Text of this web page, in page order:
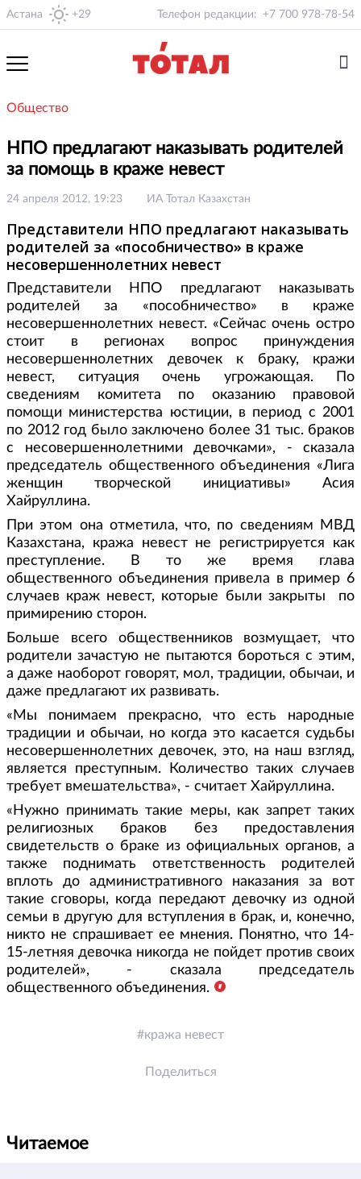
Астана +29 Телефон редакции: +7 700 978-78-54
Общество
НПО предлагают наказывать родителей
за помощь в краже невест
24 апреля 2012, 19:23 ИА Тотал Казахстан
Представители НПО предлагают наказывать
родителей за «пособничество» в краже
несовершеннолетних невест
Представители НПО предлагают наказывать
родителей за «пособничество» в краже
несовершеннолетних невест. «Сейчас очень остро
стоит в регионах вопрос принуждения
несовершеннолетних девочек к браку, кражи
невест, ситуация очень угрожающая. По
сведениям комитета по оказанию правовой
помощи министерства юстиции, в период с 2001
по 2012 год было заключено более 31 тыс. браков
с несовершеннолетними девочками», - сказала
председатель общественного объединения «Лига
женщин творческой инициативы» Асия
Хайруллина.
При этом она отметила, что, по сведениям МВД
Казахстана, кража невест не регистрируется как
преступление. В то же время глава
общественного объединения привела в пример 6
случаев краж невест, которые были закрыты по
примирению сторон.
Больше всего общественников возмущает, что
родители зачастую не пытаются бороться с этим,
а даже наоборот говорят, мол, традиции, обычаи, и
даже предлагают их развивать.
«Мы понимаем прекрасно, что есть народные
традиции и обычаи, но когда это касается судьбы
несовершеннолетних девочек, это, на наш взгляд,
является преступным. Количество таких случаев
требует вмешательства», - считает Хайруллина.
«Нужно принимать такие меры, как запрет таких
религиозных браков без предоставления
свидетельств о браке из официальных органов, а
также поднимать ответственность родителей
вплоть до административного наказания за вот
такие сговоры, когда передают девочку из одной
семьи в другую для вступления в брак, и, конечно,
никто не спрашивает ее мнения. Понятно, что 14-
15-летняя девочка никогда не пойдет против своих
родителей», - сказала председатель
общественного объединения.
кража невест
Поделиться
Читаемое